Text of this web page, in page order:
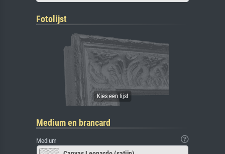
Fotolijst
Medium en brancard
Medium